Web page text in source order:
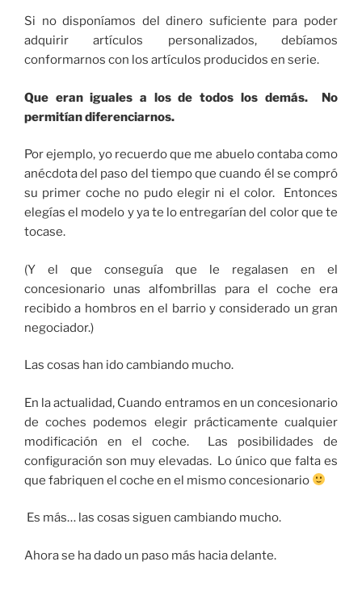
Si no disponíamos del dinero suficiente para poder
adquirir artículos personalizados, debíamos
conformarnos con los artículos producidos en serie.
Que eran iguales a los de todos los demás. No
permitían diferenciarnos.
Por ejemplo, yo recuerdo que me abuelo contaba como
anécdota del paso del tiempo que cuando él se compró
su primer coche no pudo elegir ni el color. Entonces
elegías el modelo y ya te lo entregarían del color que te
tocase.
(Y el que conseguía que le regalasen en el
concesionario unas alfombrillas para el coche era
recibido a hombros en el barrio y considerado un gran
negociador.)
Las cosas han ido cambiando mucho.
En la actualidad, Cuando entramos en un concesionario
de coches podemos elegir prácticamente cualquier
modificación en el coche. Las posibilidades de
configuración son muy elevadas. Lo único que falta es
que fabriquen el coche en el mismo concesionario
Es más… las cosas siguen cambiando mucho.
Ahora se ha dado un paso más hacia delante.